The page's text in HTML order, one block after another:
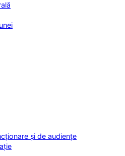
și de audiențe